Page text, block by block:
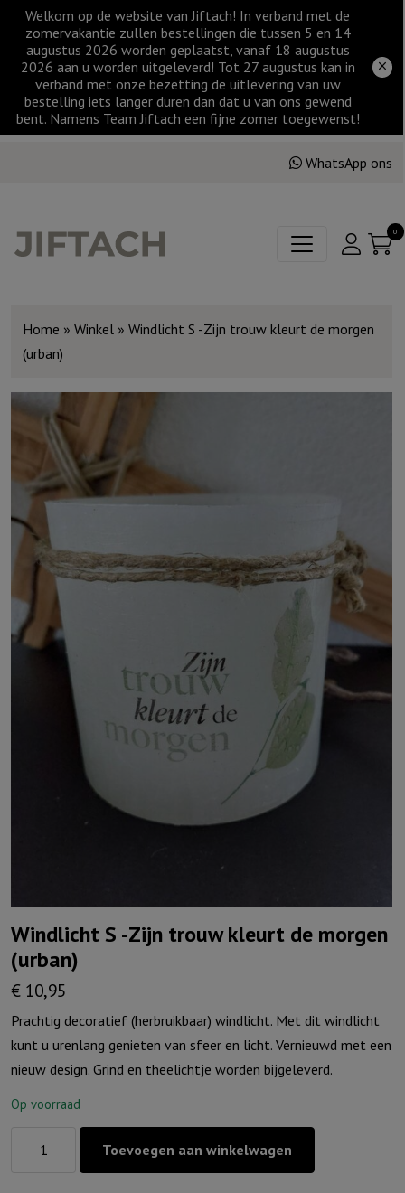
Welkom op de website van Jiftach! In verband met de
zomervakantie zullen bestellingen die tussen 5 en 14
augustus 2026 worden geplaatst, vanaf 18 augustus
2026 aan u worden uitgeleverd! Tot 27 augustus kan in
verband met onze bezetting de uitlevering van uw
bestelling iets langer duren dan dat u van ons gewend
bent. Namens Team Jiftach een fijne zomer toegewenst!
WhatsApp ons
0
Home » Winkel » Windlicht S -Zijn trouw kleurt de morgen
(urban)
Windlicht S -Zijn trouw kleurt de morgen
(urban)
€ 10,95
Prachtig decoratief (herbruikbaar) windlicht. Met dit windlicht
kunt u urenlang genieten van sfeer en licht. Vernieuwd met een
nieuw design. Grind en theelichtje worden bijgeleverd.
Op voorraad
Toevoegen aan winkelwagen